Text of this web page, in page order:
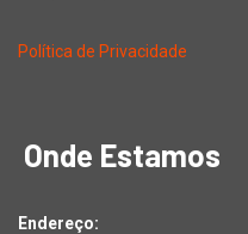
Política de Privacidade
Onde Estamos
Endereço: